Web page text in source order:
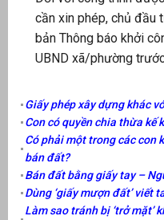
cần xin phép, chủ đầu
bản Thông báo khởi
UBND xã/phường
Giấy phép xây dựng khác
Con có quyền chia thừa kế
Có phải một trong các con
bán đất?
Bán đất bằng giấy tay –
Dùng ‘giấy mượn đất’ viết
Làm sao tránh bị ‘trở mặt’